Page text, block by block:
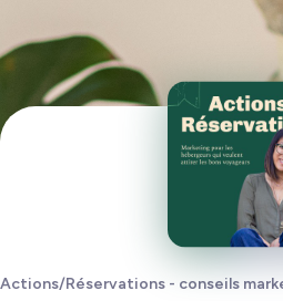
Actions/Réservations - conseils